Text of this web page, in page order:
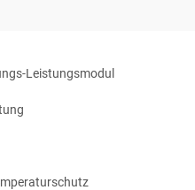
Leistungsmodul